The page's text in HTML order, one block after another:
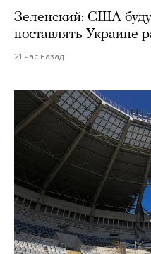
Зеленский: США
поставлять Украине
21 час назад